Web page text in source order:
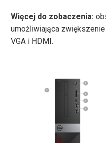
Więcej do zobaczenia:
umożliwiająca
VGA i HDMI.